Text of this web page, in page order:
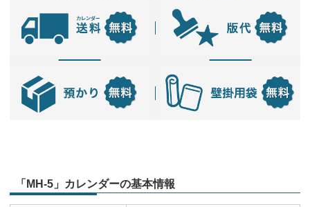
「MH-5」カレンダーの基本情報